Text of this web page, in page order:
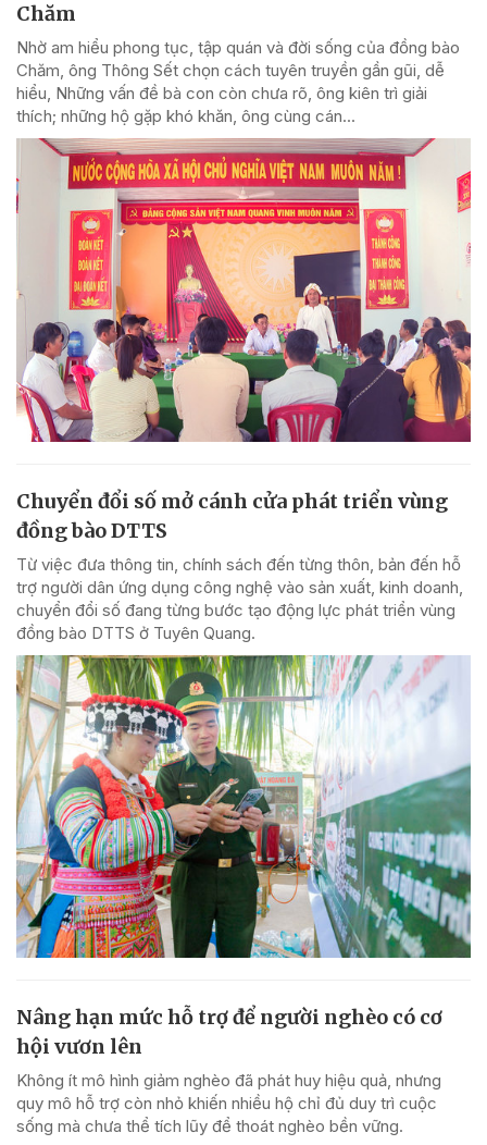
Chăm
Nhờ am hiểu phong tục, tập quán và đời sống của đồng bào
Chăm, ông Thông Sết chọn cách tuyên truyền gần gũi, dễ
hiểu, Những vấn đề bà con còn chưa rõ, ông kiên trì giải
thích; những hộ gặp khó khăn, ông cùng cán...
Chuyển đổi số mở cánh cửa phát triển vùng
đồng bào DTTS
Từ việc đưa thông tin, chính sách đến từng thôn, bản đến hỗ
trợ người dân ứng dụng công nghệ vào sản xuất, kinh doanh,
chuyển đổi số đang từng bước tạo động lực phát triển vùng
đồng bào DTTS ở Tuyên Quang.
Nâng hạn mức hỗ trợ để người nghèo có cơ
hội vươn lên
Không ít mô hình giảm nghèo đã phát huy hiệu quả, nhưng
quy mô hỗ trợ còn nhỏ khiến nhiều hộ chỉ đủ duy trì cuộc
sống mà chưa thể tích lũy để thoát nghèo bền vững.